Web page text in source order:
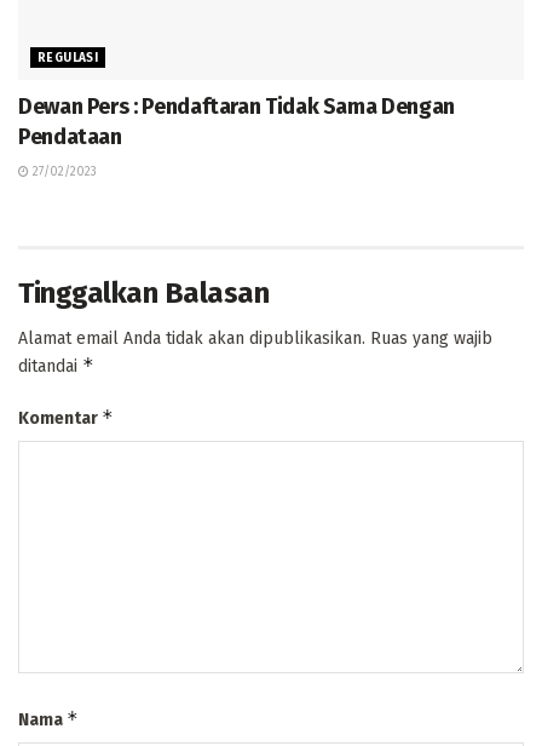
REGULASI
Dewan Pers : Pendaftaran Tidak Sama Dengan
Pendataan
27/02/2023
Tinggalkan Balasan
Alamat email Anda tidak akan dipublikasikan. Ruas yang wajib
ditandai *
Komentar *
Nama *